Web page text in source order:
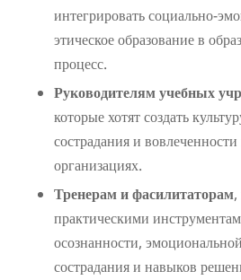
интегрировать социально-
этическое образование в
процесс.
Руководителям учебных
которые хотят создать
сострадания и
организациях.
Тренерам и фасилитаторам
практическими
осознанности,
сострадания и навыков